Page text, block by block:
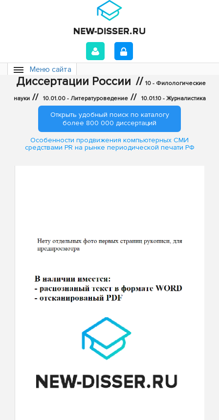
Меню сайта
Диссертации России // 10 - Филологические
науки // 10.01.00 - Литературоведение // 10.01.10 - Журналистика
Открыть удобный поиск по каталогу
более 800 000 диссертаций
Особенности продвижения компьютерных СМИ
средствами РR на рынке периодической печати РФ